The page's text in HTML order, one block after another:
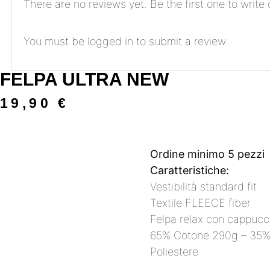
There are no reviews yet. Be the first one to write
You must be logged in to submit a review.
FELPA ULTRA NEW
19,90€
Ordine minimo 5 pezzi
Caratteristiche:
Vestibilità standard fit
Textile FLEECE fiber
Felpa relax con
65% Cotone 290g – 35%
Poliestere